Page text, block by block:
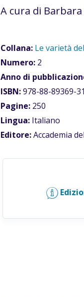
A cura di
Collana: Le varietà
Numero: 2
Anno di
ISBN:978-88-89369-
Pagine: 250
Lingua: Italiano
Editore:Accademia